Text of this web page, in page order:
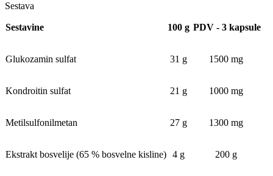
Sestava
Sestavine 100 g PDV - 3 kapsule
Glukozamin sulfat 31 g 1500 mg
Kondroitin sulfat 21 g 1000 mg
Metilsulfonilmetan 27 g 1300 mg
Ekstrakt bosvelije (65 % bosvelne kisline) 4 g 200 g